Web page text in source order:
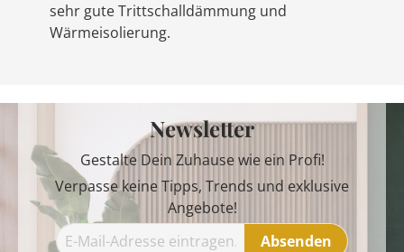
sehr gute Trittschalldämmung und
Wärmeisolierung.
Newsletter
Gestalte Dein Zuhause wie ein Profi!
Verpasse keine Tipps, Trends und exklusive
Angebote!
Absenden